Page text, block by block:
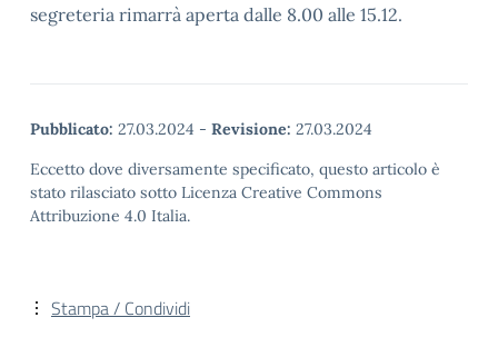
segreteria rimarrà aperta dalle 8.00 alle 15.12.
Pubblicato: 27.03.2024 - Revisione: 27.03.2024
Eccetto dove diversamente specificato, questo articolo è
stato rilasciato sotto Licenza Creative Commons
Attribuzione 4.0 Italia.
Stampa / Condividi